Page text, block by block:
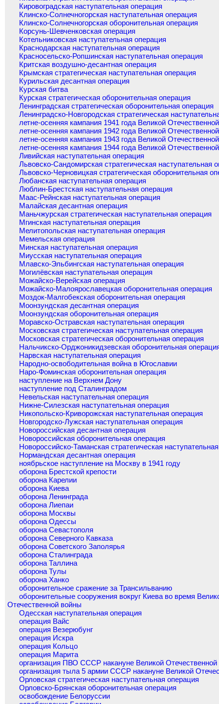
Кировоградская наступательная операция
Клинско-Солнечногорская наступательная операция
Клинско-Солнечногорская оборонительная операция
Корсунь-Шевченковская операция
Котельниковская наступательная операция
Краснодарская наступательная операция
Красносельско-Ропшинская наступательная операция
Критская воздушно-десантная операция
Крымская стратегическая наступательная операция
Курильская десантная операция
Курская битва
Курская стратегическая оборонительная операция
Ленинградская стратегическая оборонительная операция
Ленинградско-Новгородская стратегическая
летне-осенняя кампания 1941 года Великой
летне-осенняя кампания 1942 года Великой
летне-осенняя кампания 1943 года Великой
летне-осенняя кампания 1944 года Великой
Ливийская наступательная операция
Львовско-Сандомирская стратегическая наступательная
Львовско-Черновицкая стратегическая оборонительная
Любанская наступательная операция
Люблин-Брестская наступательная операция
Маас-Рейнская наступательная операция
Малайская десантная операция
Маньчжурская стратегическая наступательная операция
Мгинская наступательная операция
Мелитопольская наступательная операция
Мемельская операция
Минская наступательная операция
Миусская наступательная операция
Млавско-Эльбингская наступательная операция
Могилёвская наступательная операция
Можайско-Верейская операция
Можайско-Малоярославецкая оборонительная операция
Моздок-Малгобекская оборонительная операция
Моонзундская десантная операция
Моонзундская оборонительная операция
Моравско-Остравская наступательная операция
Московская стратегическая наступательная операция
Московская стратегическая оборонительная операция
Нальчикско-Орджоникидзевская оборонительная
Нарвская наступательная операция
Народно-освободительная война в Югославии
Наро-Фоминская оборонительная операция
наступление на Верхнем Дону
наступление под Сталинградом
Невельская наступательная операция
Нижне-Силезская наступательная операция
Никопольско-Криворожская наступательная операция
Новгородско-Лужская наступательная операция
Новороссийская десантная операция
Новороссийская оборонительная операция
Новороссийско-Таманская стратегическая
Нормандская десантная операция
ноябрьское наступление на Москву в 1941 году
оборона Брестской крепости
оборона Карелии
оборона Киева
оборона Ленинграда
оборона Лиепаи
оборона Москвы
оборона Одессы
оборона Севастополя
оборона Северного Кавказа
оборона Советского Заполярья
оборона Сталинграда
оборона Таллина
оборона Тулы
оборона Ханко
оборонительное сражение за Трансильванию
оборонительные сооружения вокруг Киева во время
Отечественной войны
Одесская наступательная операция
операция Вайс
операция Везерюбунг
операция Искра
операция Кольцо
операция Марита
организация ПВО СССР накануне Великой
организация тыла 5 армии СССР накануне Великой
Орловская стратегическая наступательная операция
Орловско-Брянская оборонительная операция
освобождение Белоруссии